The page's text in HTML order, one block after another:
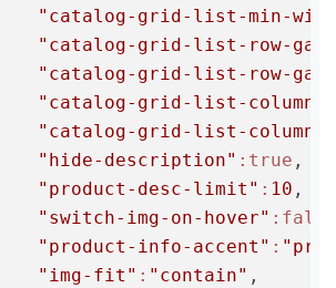
"catalog-grid-list-min-
"catalog-grid-list-row-gap"
"catalog-grid-list-row-gap-
"catalog-grid-list-column-
"catalog-grid-list-column-
"hide-description" :true ,
"product-desc-limit" : 10 ,
"switch-img-on-hover" :false
"product-info-accent" :
"img-fit" : "contain" ,